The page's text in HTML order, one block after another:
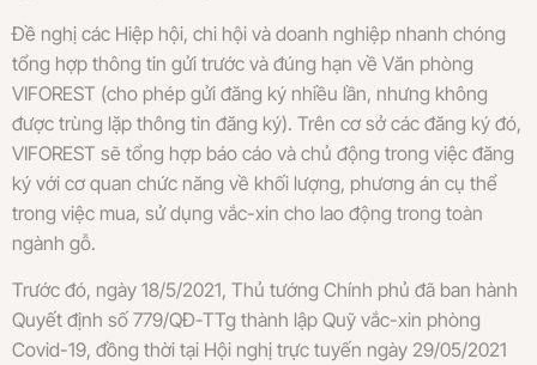
Đề nghị các Hiệp hội, chi hội và doanh nghiệp nhanh chóng
tổng hợp thông tin gửi trước và đúng hạn về Văn phòng
VIFOREST (cho phép gửi đăng ký nhiều lần, nhưng không
được trùng lặp thông tin đăng ký). Trên cơ sở các đăng ký đó,
VIFOREST sẽ tổng hợp báo cáo và chủ động trong việc đăng
ký với cơ quan chức năng về khối lượng, phương án cụ thể
trong việc mua, sử dụng vắc-xin cho lao động trong toàn
ngành gỗ.
Trước đó, ngày 18/5/2021, Thủ tướng Chính phủ đã ban hành
Quyết định số 779/QĐ-TTg thành lập Quỹ vắc-xin phòng
Covid-19, đồng thời tại Hội nghị trực tuyến ngày 29/05/2021